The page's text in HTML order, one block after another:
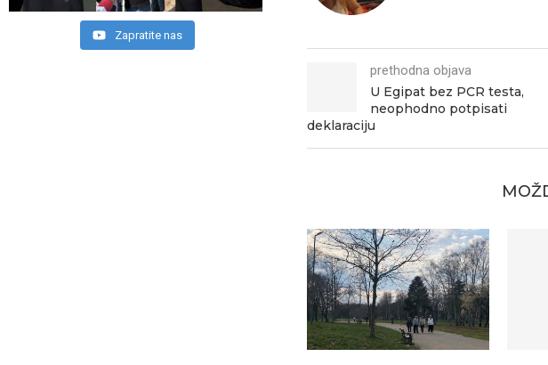
prethodna objava
U Egipat bez PCR testa,
neophodno potpisati
deklaraciju
Zapratite nas